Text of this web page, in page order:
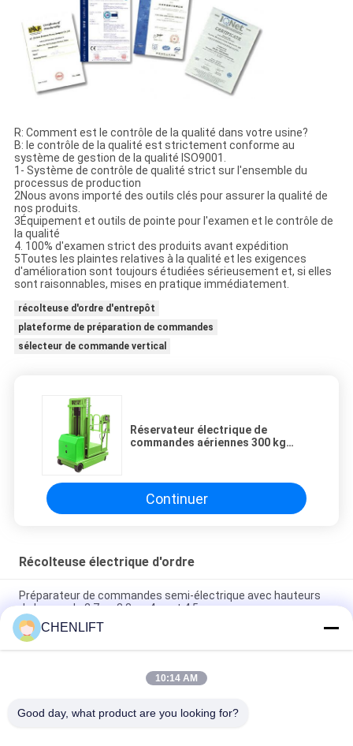
R: Comment est le contrôle de la qualité dans votre usine?
B: le contrôle de la qualité est strictement conforme au
système de gestion de la qualité ISO9001.
1- Système de contrôle de qualité strict sur l'ensemble du
processus de production
2Nous avons importé des outils clés pour assurer la qualité de
nos produits.
3Équipement et outils de pointe pour l'examen et le contrôle de
la qualité
4. 100% d'examen strict des produits avant expédition
5Toutes les plaintes relatives à la qualité et les exigences
d'amélioration sont toujours étudiées sérieusement et, si elles
sont raisonnables, mises en pratique immédiatement.
récolteuse d'ordre d'entrepôt
plateforme de préparation de commandes
sélecteur de commande vertical
Réservateur électrique de
commandes aériennes 300 kg
Continuer
Récolteuse électrique d'ordre
Préparateur de commandes semi-électrique avec hauteurs
de levage de 2,7 m, 3,3 m, 4 m et 4,5 m
Modèle de FSEP auto-propulsé électrique complet Aerial Order
Picker Couleur personnalisée
Élévateur de commandes aérien automoteur entièrement
CHENLIFT
10:14 AM
Good day, what product are you looking for?